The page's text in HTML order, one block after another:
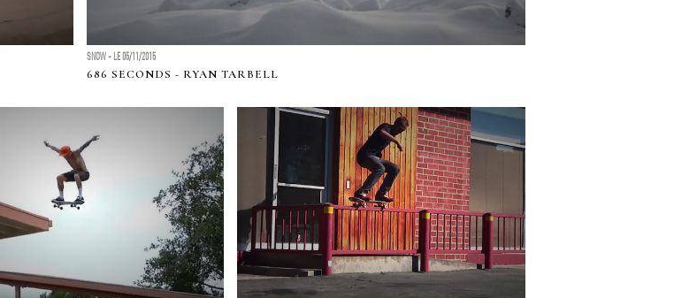
SNOW - LE 05/11/2015
686 SECONDS - RYAN TARBELL